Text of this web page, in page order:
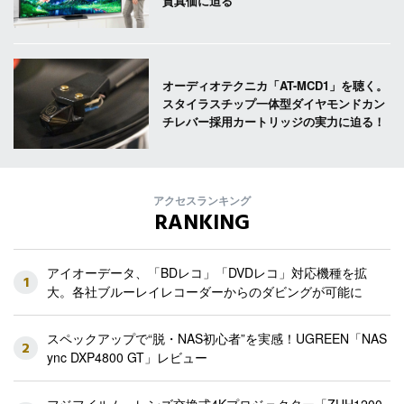
オーディオテクニカ「AT-MCD1」を聴く。
スタイラスチップ一体型ダイヤモンドカン
チレバー採用カートリッジの実力に迫る！
アクセスランキング
RANKING
1
アイオーデータ、「BDレコ」「DVDレコ」対応機種を拡
大。各社ブルーレイレコーダーからのダビングが可能に
2
スペックアップで“脱・NAS初心者”を実感！UGREEN「NAS
ync DXP4800 GT」レビュー